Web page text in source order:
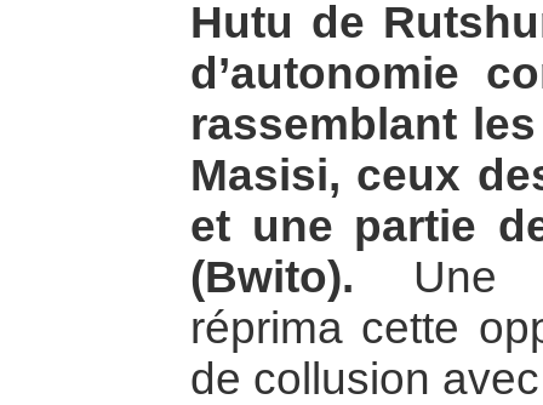
Hutu de
d’autonomie
rassemblant
Masisi, ceux
et une partie
(Bwito). Une
réprima cette
de collusion